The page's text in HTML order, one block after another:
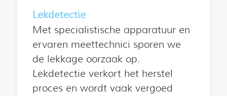
Lekdetectie
Met specialistische apparatuur en
ervaren meettechnici sporen we
de lekkage oorzaak op.
Lekdetectie verkort het herstel
proces en wordt vaak vergoed